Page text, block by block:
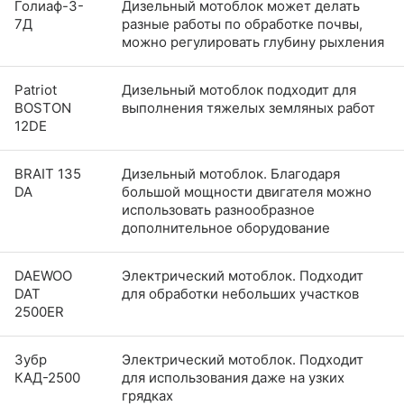
Голиаф-3-
7Д
Дизельный мотоблок может делать
разные работы по обработке почвы,
можно регулировать глубину рыхления
Patriot
BOSTON
12DE
Дизельный мотоблок подходит для
выполнения тяжелых земляных работ
BRAIT 135
DA
Дизельный мотоблок. Благодаря
большой мощности двигателя можно
использовать разнообразное
дополнительное оборудование
DAEWOO
DAT
2500ER
Электрический мотоблок. Подходит
для обработки небольших участков
Зубр
КАД-2500
Электрический мотоблок. Подходит
для использования даже на узких
грядках